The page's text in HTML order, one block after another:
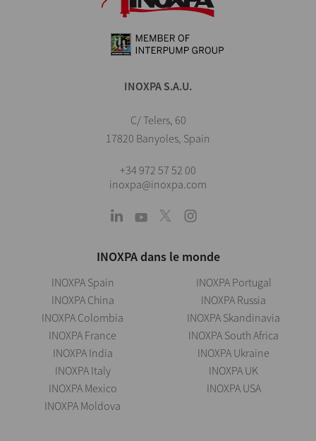
INOXPA S.A.U.
C/ Telers, 60
17820 Banyoles, Spain
+34 972 57 52 00
inoxpa@inoxpa.com
INOXPA dans le monde
INOXPA Spain
INOXPA China
INOXPA Colombia
INOXPA France
INOXPA India
INOXPA Italy
INOXPA Mexico
INOXPA Moldova
INOXPA Portugal
INOXPA Russia
INOXPA Skandinavia
INOXPA South Africa
INOXPA Ukraine
INOXPA UK
INOXPA USA